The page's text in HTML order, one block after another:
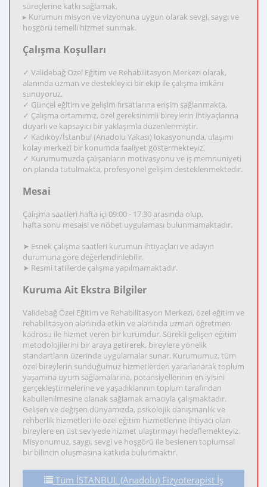
süreçlerine katkı sağlamak,
▸ Kurumun misyon ve vizyonuna uygun olarak sevgi, saygı ve
hoşgörü temelli hizmet sunmak.
Çalışma Koşulları
✓ Validebağ Özel Eğitim ve Rehabilitasyon Merkezi olarak,
alanında uzman ve destekleyici bir ekip ile çalışma imkânı
sunuyoruz.
✓ Güncel eğitim ve gelişim fırsatlarına erişim sağlanmakta,
✓ Çalışma ortamımız, özel gereksinimli bireylerin ihtiyaçlarına
duyarlı ve kapsayıcı bir yaklaşımla düzenlenmiştir.
✓ Kadıköy/İstanbul (Anadolu Yakası) lokasyonunda, ulaşımı
kolay merkezi bir konumda faaliyet göstermekteyiz.
✓ Kurumumuzda çalışanların motivasyonu ve iş memnuniyeti
ön planda tutulmakta, profesyonel gelişim desteklenmektedir.
Mesai
Çalışma saatleri hafta içi 09:00 - 17:30 arasında olup,
hafta sonu mesaisi ve nöbet uygulaması bulunmamaktadır.
➤ Esnek çalışma saatleri kurumun ihtiyaçları ve adayın
durumuna göre değerlendirilebilir.
➤ Resmi tatillerde çalışma yapılmamaktadır.
Kuruma Ait Ekstra Bilgiler
Validebağ Özel Eğitim ve Rehabilitasyon Merkezi, özel eğitim ve
rehabilitasyon alanında etkin ve alanında uzman öğretmen
kadrosu ile hizmet veren bir kurumdur. Sürekli gelişen eğitim
metodolojilerini bir araya getirerek, bireylere yönelik
standartların üzerinde uygulamalar sunar. Kurumumuz, tüm
özel bireylerin sunduğumuz hizmetlerden yararlanarak toplum
yaşamına uyum sağlamalarına, potansiyellerinin en iyisini
gerçekleştirmelerine ve yaşadıklarının toplum tarafından
kabullenilmesine olanak sağlamak amacıyla çalışmaktadır.
Gelişen ve değişen dünyamızda, psikolojik danışmanlık ve
rehberlik hizmetleri ile özel eğitim hizmetlerine ihtiyacı olan
bireylere en üst seviyede hizmet ulaştırmayı hedeflemekteyiz.
Misyonumuz, saygı, sevgi ve hoşgörü ile beslenen toplumsal
bir bilincin oluşmasına katkıda bulunmaktır.
Tüm İSTANBUL (Anadolu) Fizyoterapist İş